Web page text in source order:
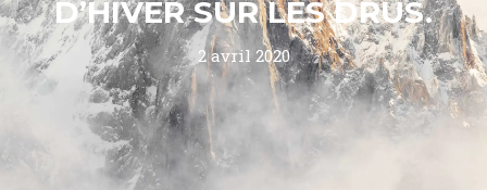
D’HIVER SUR LES DRUS.
2 avril 2020